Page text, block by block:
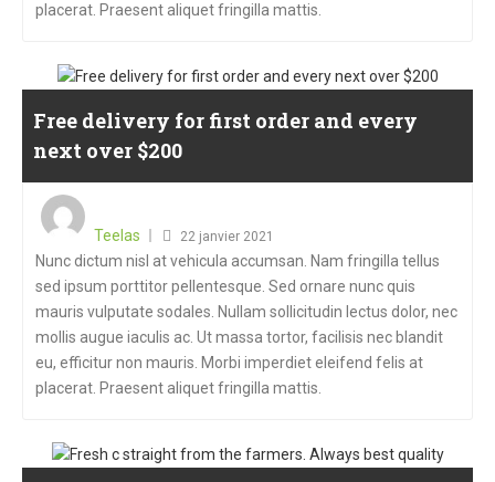
placerat. Praesent aliquet fringilla mattis.
Free delivery for first order and every
next over $200
Teelas 22 janvier 2021
Nunc dictum nisl at vehicula accumsan. Nam fringilla tellus
sed ipsum porttitor pellentesque. Sed ornare nunc quis
mauris vulputate sodales. Nullam sollicitudin lectus dolor, nec
mollis augue iaculis ac. Ut massa tortor, facilisis nec blandit
eu, efficitur non mauris. Morbi imperdiet eleifend felis at
placerat. Praesent aliquet fringilla mattis.